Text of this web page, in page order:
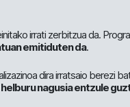
irrati zerbitzua da.
emitiduten da.
dira irratsaio berezi
nagusia entzule